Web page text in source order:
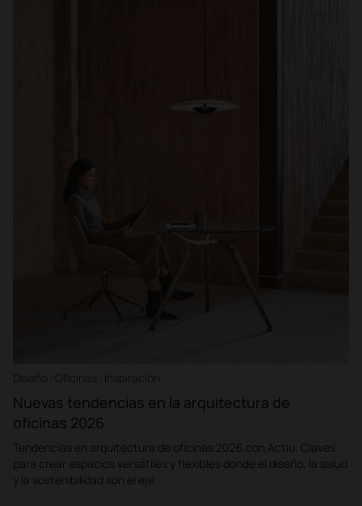
Diseño · Oficinas · Inspiración
Nuevas tendencias en la arquitectura de
oficinas 2026
Tendencias en arquitectura de oficinas 2026 con Actiu. Claves
para crear espacios versátiles y flexibles donde el diseño, la salud
y la sostenibilidad son el eje.